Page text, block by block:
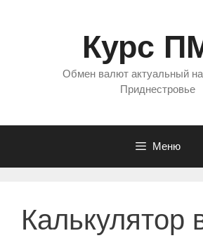
Курс
Обмен валют актуальный на
Приднестровье
Меню
Калькулятор